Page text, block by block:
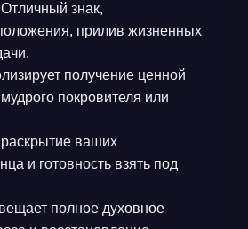
Отличный знак,
прилив жизненных
получение ценной
покровителя или
ваших
и готовность взять под
полное духовное